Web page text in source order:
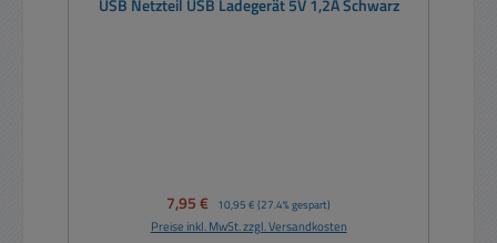
USB Netzteil USB Ladegerät 5V 1,2A Schwarz
Verkaufspreis:
7,95 € Regulärer Preis:
10,95 € (27.4% gespart)
Preise inkl. MwSt. zzgl. Versandkosten